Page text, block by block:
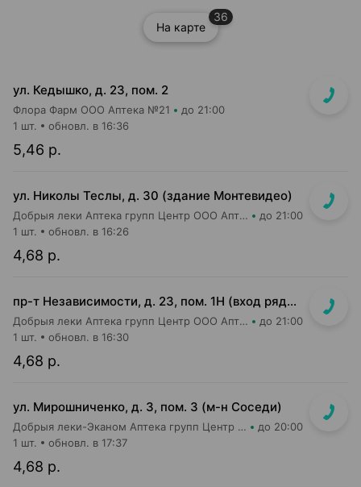
На карте
36
ул. Кедышко, д. 23, пом. 2
Флора Фарм ООО Аптека №21 до 21:00
5,46 р.
1 шт. обновл. в 16:36
ул. Николы Теслы, д. 30 (здание Монтевидео)
Добрыя леки Аптека групп Центр ООО Аптека №106 до 21:00
4,68 р.
1 шт. обновл. в 16:26
пр-т Независимости, д. 23, пом. 1Н (вход рядом со входом в м-н Евроопт и Кафетерий)
Добрыя леки Аптека групп Центр ООО Аптека №96 до 21:00
4,68 р.
1 шт. обновл. в 16:30
ул. Мирошниченко, д. 3, пом. 3 (м-н Соседи)
Добрыя леки-Эканом Аптека групп Центр ООО Аптека №22 до 20:00
4,68 р.
1 шт. обновл. в 17:37